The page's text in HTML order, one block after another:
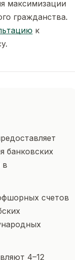
максимизации
гражданства.
к
банковских
в
счетов
4–12